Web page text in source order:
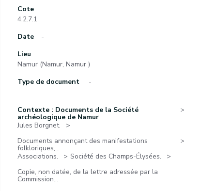
Cote
4.2.7.1
Date
-
Lieu
Namur (Namur, Namur )
Type de document
-
Contexte : Documents de la Société
archéologique de Namur
Jules Borgnet.
Documents annonçant des manifestations
folkloriques,...
Associations.
Société des Champs-Élysées.
Copie, non datée, de la lettre adressée par la
Commission...